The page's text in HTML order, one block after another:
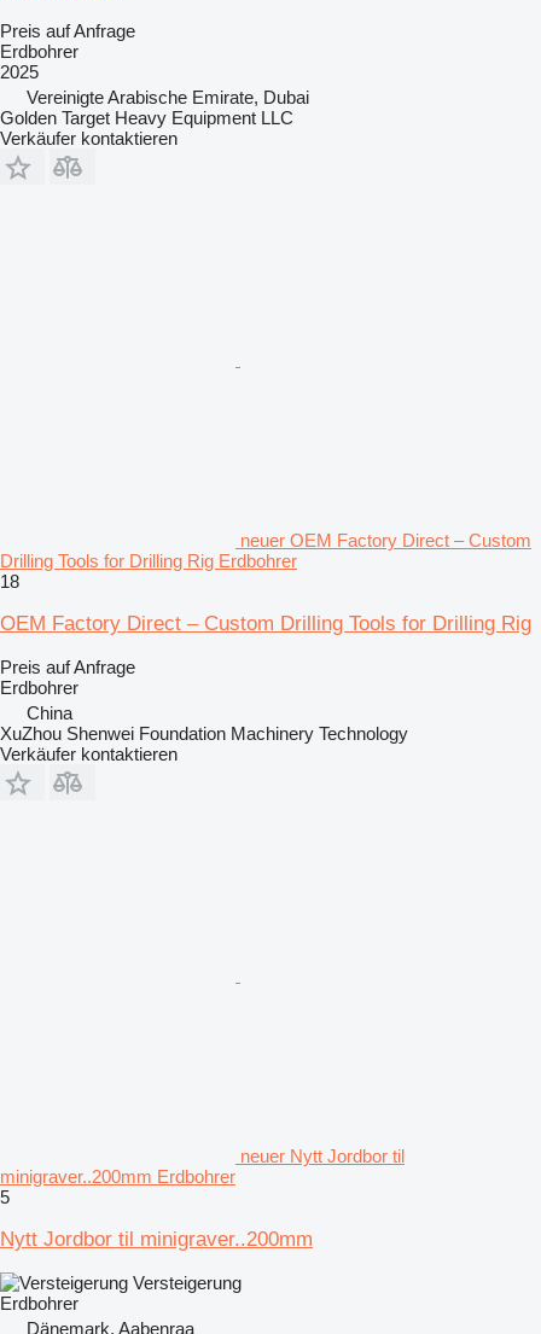
Preis auf Anfrage
Erdbohrer
2025
Vereinigte Arabische Emirate, Dubai
Golden Target Heavy Equipment LLC
Verkäufer kontaktieren
neuer OEM Factory Direct – Custom
Drilling Tools for Drilling Rig Erdbohrer
18
OEM Factory Direct – Custom Drilling Tools for Drilling Rig
Preis auf Anfrage
Erdbohrer
China
XuZhou Shenwei Foundation Machinery Technology
Verkäufer kontaktieren
neuer Nytt Jordbor til
minigraver..200mm Erdbohrer
5
Nytt Jordbor til minigraver..200mm
Versteigerung
Erdbohrer
Dänemark, Aabenraa